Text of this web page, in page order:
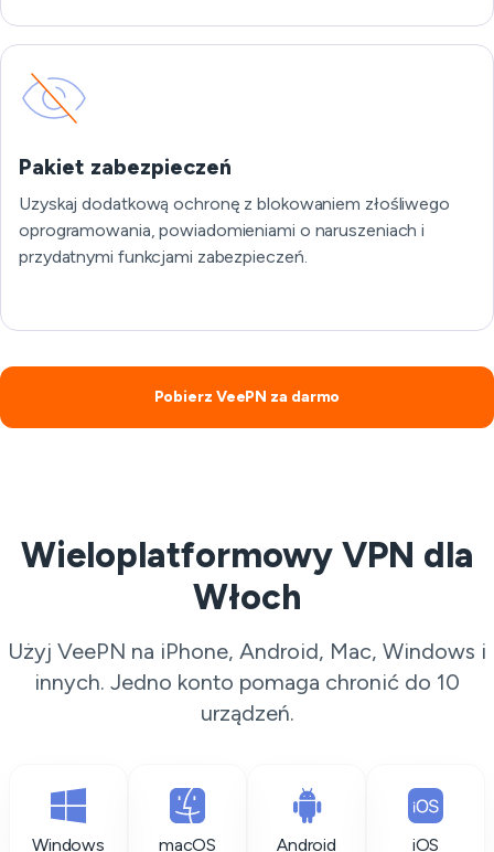
Pakiet zabezpieczeń
Uzyskaj dodatkową ochronę z blokowaniem złośliwego
oprogramowania, powiadomieniami o naruszeniach i
przydatnymi funkcjami zabezpieczeń.
Pobierz VeePN za darmo
Wieloplatformowy VPN dla
Włoch
Użyj VeePN na iPhone, Android, Mac, Windows i
innych. Jedno konto pomaga chronić do 10
urządzeń.
Windows macOS Android iOS